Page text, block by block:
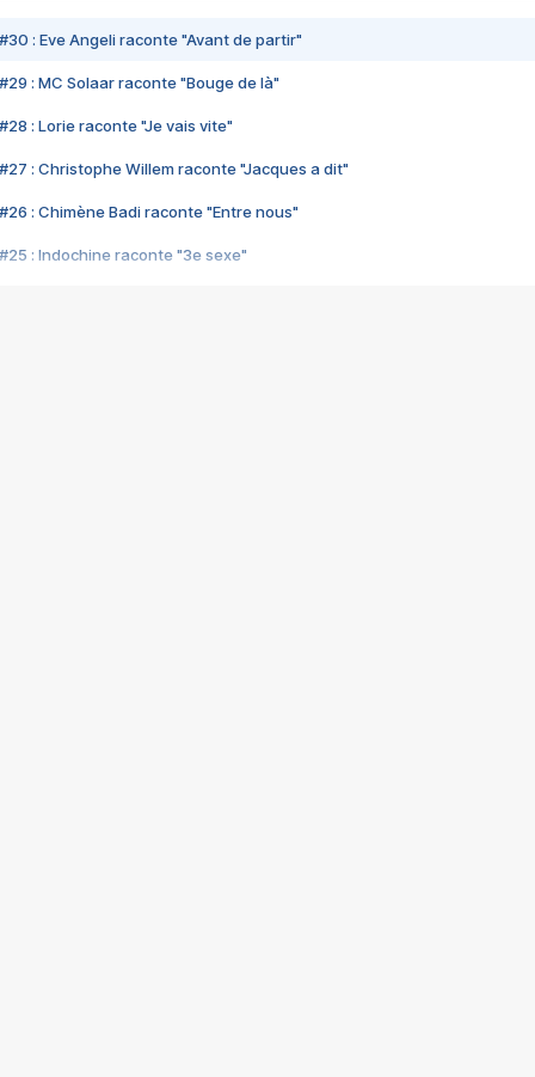
#30 : Eve Angeli raconte "Avant de partir"
#29 : MC Solaar raconte "Bouge de là"
#28 : Lorie raconte "Je vais vite"
#27 : Christophe Willem raconte "Jacques a dit"
#26 : Chimène Badi raconte "Entre nous"
#25 : Indochine raconte "3e sexe"